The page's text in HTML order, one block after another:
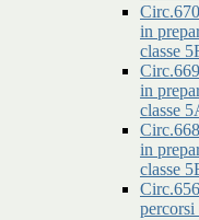
in
classe
in
classe
in
classe